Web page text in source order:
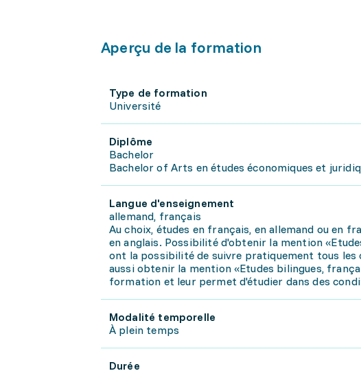
Aperçu de la formation
Type de formation
Université
Diplôme
Bachelor
Bachelor of Arts en études économiques et
Langue d'enseignement
allemand, français
Au choix, études en français, en allemand ou en
en anglais. Possibilité d'obtenir la mention
ont la possibilité de suivre pratiquement tous
aussi obtenir la mention «Etudes bilingues,
formation et leur permet d'étudier dans des
Modalité temporelle
À plein temps
Durée